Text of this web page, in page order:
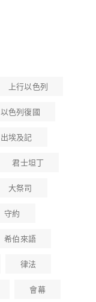
上行以色列
以色列復國
出埃及記
君士坦丁
大祭司
守約
希伯來語
律法
會幕